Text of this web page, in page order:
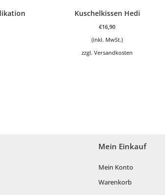
Kuschelkissen Hedi
€16,90
(inkl. MwSt.)
zzgl.Versandkosten
Mein Einkauf
Mein Konto
Warenkorb